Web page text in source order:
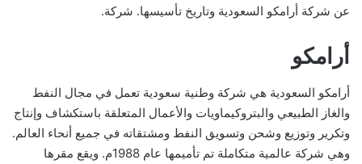
عن شركة أرامكو السعودية وتاريخ تأسيسها. شركة.
أرامكو
أرامكو السعودية هي شركة وطنية سعودية تعمل في مجال النفط
والغاز الطبيعي والبتروكيماويات والأعمال المتعلقة باستكشاف وإنتاج
وتكرير وتوزيع وشحن وتسويق النفط ومشتقاته في جميع أنحاء العالم.
وهي شركة عالمية متكاملة تم تأميمها عام 1988م. ويقع مقرها